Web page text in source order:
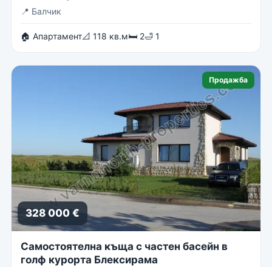
📍 Балчик
🏠 Апартамент📐 118 кв.м🛏 2🛁 1
Продажба
328 000 €
Самостоятелна къща с частен басейн в
голф курорта Блексирама